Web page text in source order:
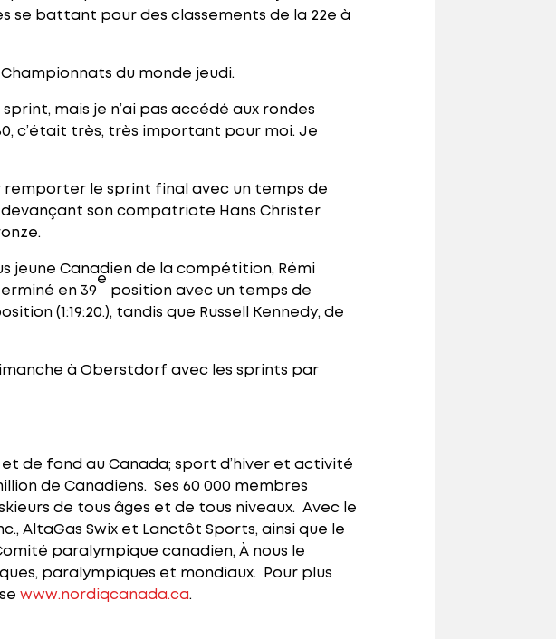
se battant pour des classements de la 22e à
du monde jeudi.
mais je n’ai pas accédé aux rondes
c’était très, très important pour moi. Je
remporter le sprint final avec un temps de
devançant son compatriote Hans Christer
jeune Canadien de la compétition, Rémi
en 39
e
position avec un temps de
(1:19:20.), tandis que Russell Kennedy, de
à Oberstdorf avec les sprints par
de fond au Canada; sport d’hiver et activité
de Canadiens. Ses 60 000 membres
de tous âges et de tous niveaux. Avec le
AltaGas Swix et Lanctôt Sports, ainsi que le
paralympique canadien, À nous le
paralympiques et mondiaux. Pour plus
www.nordiqcanada.ca.